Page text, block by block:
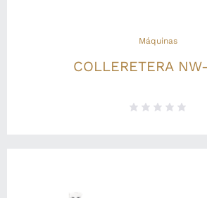
Máquinas
COLLERETERA